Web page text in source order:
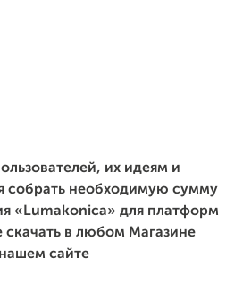
их идеям и
собрать необходимую сумму
«Lumakonica» для платформ
в любом Магазине
сайте